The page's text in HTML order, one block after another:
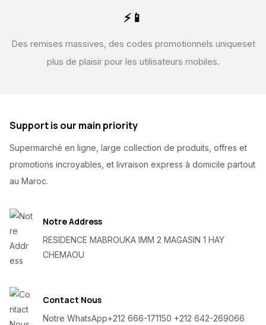
⚡📱
Des remises massives, des codes promotionnels uniqueset
plus de plaisir pour les utilisateurs mobiles.
Support is our main priority
Supermarché en ligne, large collection de produits, offres et
promotions incroyables, et livraison express à domicile partout
au Maroc.
Notre Address
RESIDENCE MABROUKA IMM 2 MAGASIN 1 HAY
CHEMAOU
Contact Nous
Notre WhatsApp+212 666-171150 +212 642-269066